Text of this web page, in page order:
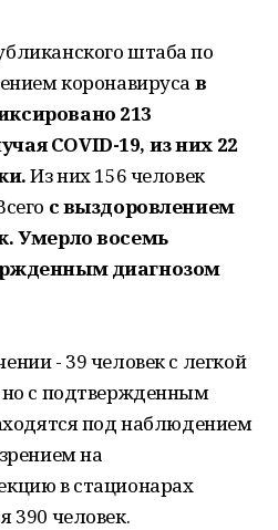
штаба по
коронавируса в
213
COVID-19, из них 22
Из них 156 человек
с выздоровлением
Умерло восемь
диагнозом
- 39 человек с легкой
с подтвержденным
под наблюдением
на
в стационарах
390 человек.